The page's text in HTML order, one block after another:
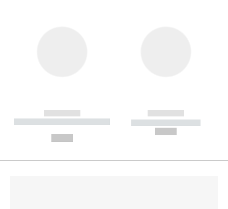
------------
----------- ----------- --------
------------
----------- -----------